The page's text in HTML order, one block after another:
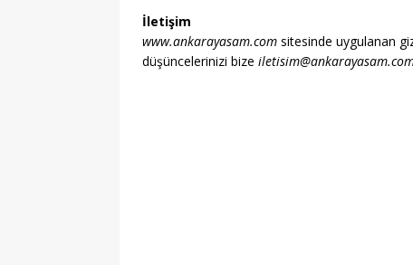
İletişim
www.ankarayasam.com sitesinde uygulanan
düşüncelerinizi bize